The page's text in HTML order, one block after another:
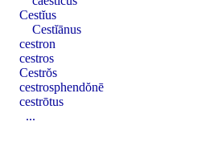
Cestĭus
Cestĭānus
cestron
cestros
Cestrŏs
cestrosphendŏnē
cestrōtus
...